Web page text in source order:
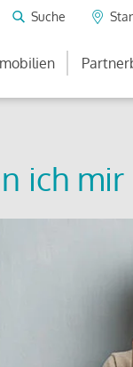
Suche
ich mir